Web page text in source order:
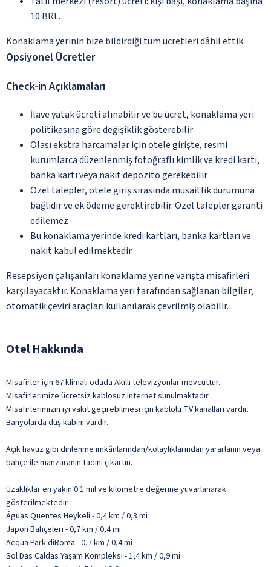
10 BRL.
Konaklama yerinin bize bildirdiği tüm ücretleri dâhil ettik.
Opsiyonel Ücretler
Check-in Açıklamaları
İlave yatak ücreti alınabilir ve bu ücret, konaklama yeri
politikasına göre değişiklik gösterebilir
Olası ekstra harcamalar için otele girişte, resmi
kurumlarca düzenlenmiş fotoğraflı kimlik ve kredi kartı,
banka kartı veya nakit depozito gerekebilir
Özel talepler, otele giriş sırasında müsaitlik durumuna
bağlıdır ve ek ödeme gerektirebilir. Özel talepler garanti
edilemez
Bu konaklama yerinde kredi kartları, banka kartları ve
nakit kabul edilmektedir
Resepsiyon çalışanları konaklama yerine varışta misafirleri
karşılayacaktır. Konaklama yeri tarafından sağlanan bilgiler,
otomatik çeviri araçları kullanılarak çevrilmiş olabilir.
Otel Hakkında
Misafirler için 67 klimalı odada Akıllı televizyonlar mevcuttur.
Misafirlerimize ücretsiz kablosuz internet sunulmaktadır.
Misafirlerimizin iyi vakit geçirebilmesi için kablolu TV kanalları vardır.
Banyolarda duş kabini vardır.
Açık havuz gibi dinlenme imkânlarından/kolaylıklarından yararlanın veya
bahçe ile manzaranın tadını çıkartın.
Uzaklıklar en yakın 0.1 mil ve kilometre değerine yuvarlanarak
gösterilmektedir.
Águas Quentes Heykeli - 0,4 km / 0,3 mi
Japon Bahçeleri - 0,7 km / 0,4 mi
Acqua Park diRoma - 0,7 km / 0,4 mi
Sol Das Caldas Yaşam Kompleksi - 1,4 km / 0,9 mi